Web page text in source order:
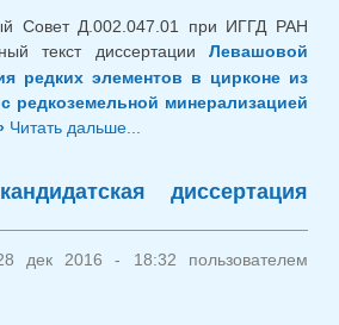
Совет Д.002.047.01 при ИГГД РАН
текст диссертации Левашовой
редких элементов в цирконе из
редкоземельной минерализацией
Читать дальше...
Левашовой
диссертация
дек 2016 - 18:32 пользователем